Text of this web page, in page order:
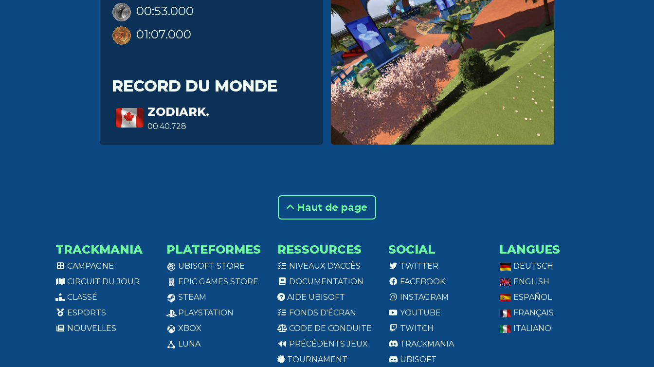
00:53.000
01:07.000
RECORD DU MONDE
ZODIARK.
00:40.728
Haut de page
TRACKMANIA
CAMPAGNE
CIRCUIT DU JOUR
CLASSÉ
ESPORTS
NOUVELLES
PLATEFORMES
UBISOFT STORE
EPIC GAMES STORE
STEAM
PLAYSTATION
XBOX
LUNA
RESSOURCES
NIVEAUX D'ACCÈS
DOCUMENTATION
AIDE UBISOFT
FONDS D'ÉCRAN
CODE DE CONDUITE
PRÉCÉDENTS JEUX
TOURNAMENT
SOCIAL
TWITTER
FACEBOOK
INSTAGRAM
YOUTUBE
TWITCH
TRACKMANIA
UBISOFT
LANGUES
DEUTSCH
ENGLISH
ESPAÑOL
FRANÇAIS
ITALIANO